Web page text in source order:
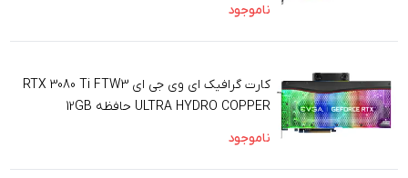
ناموجود
کارت گرافیک ای وی جی ای RTX 3080 Ti FTW3
ULTRA HYDRO COPPER حافظه 12GB
ناموجود